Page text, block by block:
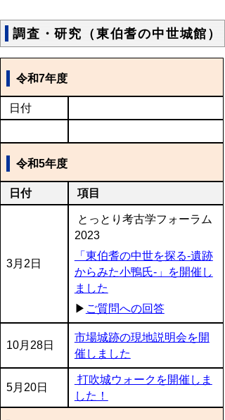
調査・研究（東伯耆の中世城館）
令和7年度
日付
令和5年度
日付 項目
3月2日
とっとり考古学フォーラム
2023
「東伯耆の中世を探る-遺跡
からみた小鴨氏-」を開催し
ました
▶ ご質問への回答
10月28日
市場城跡の現地説明会を開
催しました
5月20日
打吹城ウォークを開催しま
した！